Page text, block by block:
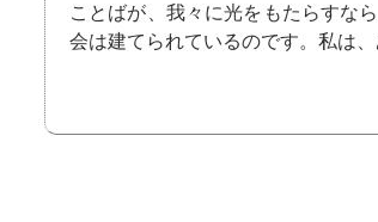
ことばが、我々に光をもたらすな
会は建てられているのです。私は